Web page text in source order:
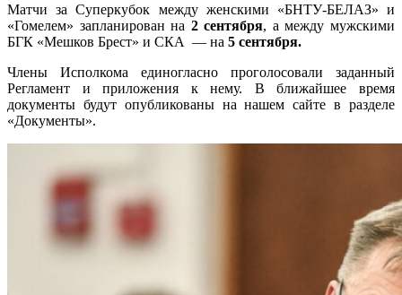
Матчи за Суперкубок между женскими «БНТУ-БЕЛАЗ» и
«Гомелем» запланирован на 2 сентября, а между мужскими
БГК «Мешков Брест» и СКА — на 5 сентября.
Члены Исполкома единогласно проголосовали заданный
Регламент и приложения к нему. В ближайшее время
документы будут опубликованы на нашем сайте в разделе
«Документы».